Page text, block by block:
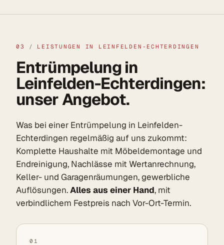
03 / LEISTUNGEN IN LEINFELDEN-ECHTERDINGEN
Entrümpelung in
Leinfelden-Echterdingen:
unser Angebot.
Was bei einer Entrümpelung in Leinfelden-
Echterdingen regelmäßig auf uns zukommt:
Komplette Haushalte mit Möbeldemontage und
Endreinigung, Nachlässe mit Wertanrechnung,
Keller- und Garagenräumungen, gewerbliche
Auflösungen.Alles aus einer Hand, mit
verbindlichem Festpreis nach Vor-Ort-Termin.
01